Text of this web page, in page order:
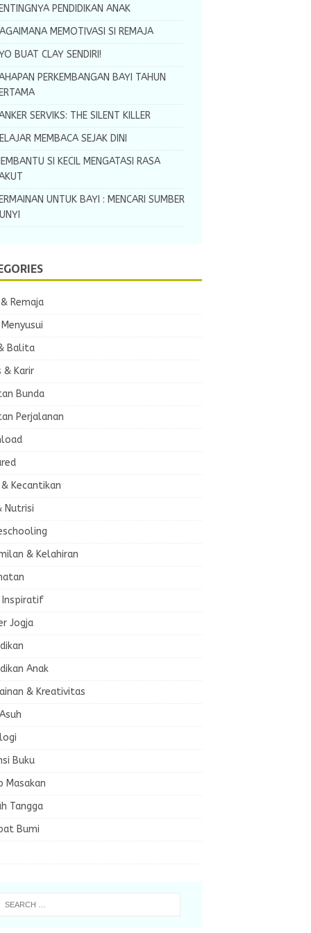
PENDIDIKAN ANAK
MEMOTIVASI SI REMAJA
BUAT CLAY SENDIRI!
PERKEMBANGAN BAYI TAHUN
SERVIKS: THE SILENT KILLER
MEMBACA SEJAK DINI
SI KECIL MENGATASI RASA
UNTUK BAYI : MENCARI SUMBER
Remaja
Balita
& Karir
Bunda
Perjalanan
Kecantikan
Nutrisi
& Kelahiran
Inspiratif
Jogja
Anak
& Kreativitas
Buku
Masakan
Tangga
Bumi